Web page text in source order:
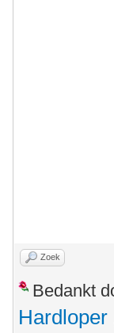
Zoek
Bedankt
Hardloper